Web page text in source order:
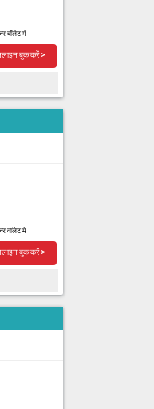
वॉलेट में
बुक करें >
वॉलेट में
बुक करें >